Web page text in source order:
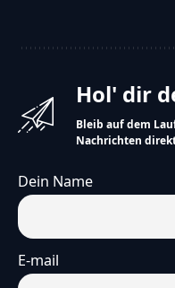
Hol' dir
Bleib auf dem
Nachrichten
Dein Name
E-mail